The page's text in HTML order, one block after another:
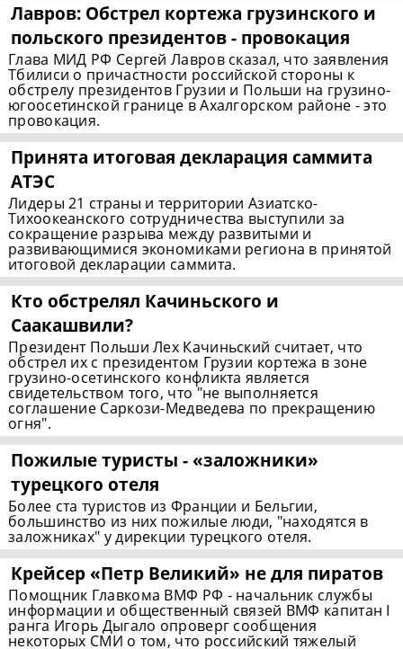
Лавров: Обстрел кортежа грузинского и
польского президентов - провокация
Глава МИД РФ Сергей Лавров сказал, что заявления
Тбилиси о причастности российской стороны к
обстрелу президентов Грузии и Польши на грузино-
югоосетинской границе в Ахалгорском районе - это
провокация.
Принята итоговая декларация саммита
АТЭС
Лидеры 21 страны и территории Азиатско-
Тихоокеанского сотрудничества выступили за
сокращение разрыва между развитыми и
развивающимися экономиками региона в принятой
итоговой декларации саммита.
Кто обстрелял Качиньского и
Саакашвили?
Президент Польши Лех Качиньский считает, что
обстрел их с президентом Грузии кортежа в зоне
грузино-осетинского конфликта является
свидетельством того, что "не выполняется
соглашение Саркози-Медведева по прекращению
огня".
Пожилые туристы - «заложники»
турецкого отеля
Более ста туристов из Франции и Бельгии,
большинство из них пожилые люди, "находятся в
заложниках" у дирекции турецкого отеля.
Крейсер «Петр Великий» не для пиратов
Помощник Главкома ВМФ РФ - начальник службы
информации и общественный связей ВМФ капитан I
ранга Игорь Дыгало опроверг сообщения
некоторых СМИ о том, что российский тяжелый